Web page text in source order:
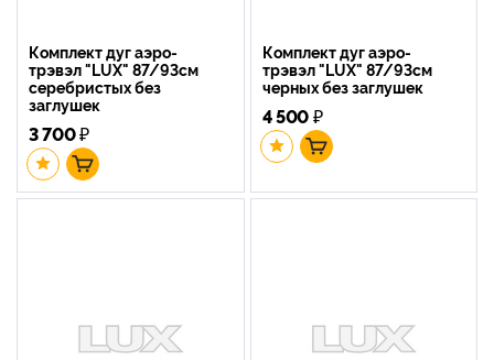
Комплект дуг аэро-
трэвэл "LUX" 87/93см
серебристых без
заглушек
3 700₽
Комплект дуг аэро-
трэвэл "LUX" 87/93см
черных без заглушек
4 500₽